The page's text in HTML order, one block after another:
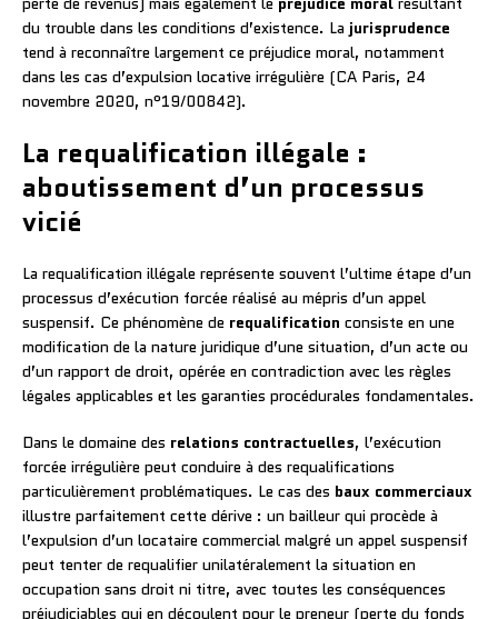
du trouble dans les conditions d’existence. La jurisprudence
tend à reconnaître largement ce préjudice moral, notamment
dans les cas d’expulsion locative irrégulière (CA Paris, 24
novembre 2020, n°19/00842).
La requalification illégale :
aboutissement d’un processus
vicié
La requalification illégale représente souvent l’ultime étape d’un
processus d’exécution forcée réalisé au mépris d’un appel
suspensif. Ce phénomène de requalification consiste en une
modification de la nature juridique d’une situation, d’un acte ou
d’un rapport de droit, opérée en contradiction avec les règles
légales applicables et les garanties procédurales fondamentales.
Dans le domaine des relations contractuelles, l’exécution
forcée irrégulière peut conduire à des requalifications
particulièrement problématiques. Le cas des baux commerciaux
illustre parfaitement cette dérive : un bailleur qui procède à
l’expulsion d’un locataire commercial malgré un appel suspensif
peut tenter de requalifier unilatéralement la situation en
occupation sans droit ni titre, avec toutes les conséquences
préjudiciables qui en découlent pour le preneur (perte du fonds